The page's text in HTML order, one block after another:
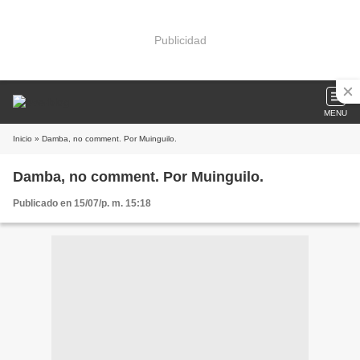
Publicidad
MENU
Inicio » Damba, no comment. Por Muinguilo.
Damba, no comment. Por Muinguilo.
Publicado en 15/07/p. m. 15:18